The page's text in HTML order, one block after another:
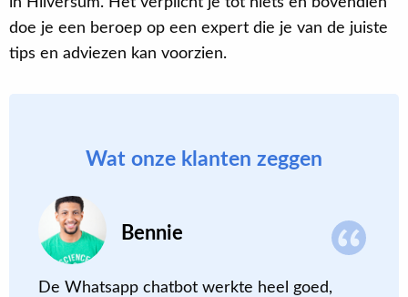
doe je een beroep op een expert die je van de juiste
tips en adviezen kan voorzien.
Wat onze klanten zeggen
Bennie
De Whatsapp chatbot werkte heel goed,